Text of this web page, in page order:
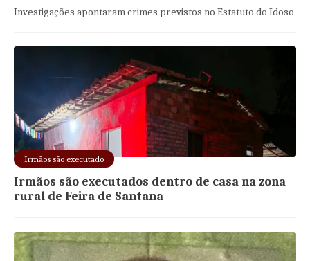
Investigações apontaram crimes previstos no Estatuto do Idoso
Irmãos são executado
Irmãos são executados dentro de casa na zona
rural de Feira de Santana